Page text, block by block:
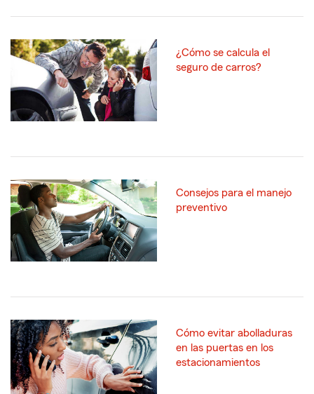
¿Cómo se calcula el
seguro de carros?
Consejos para el manejo
preventivo
Cómo evitar abolladuras
en las puertas en los
estacionamientos